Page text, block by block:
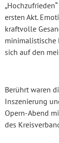
ersten Akt.
kraftvolle
minimalistische
sich auf den
Berührt waren
Inszenierung
Opern-Abend
des